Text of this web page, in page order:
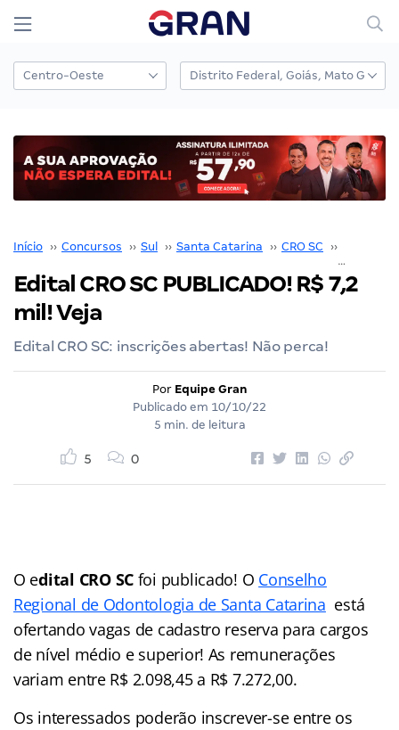
Início ›› Concursos ›› Sul ›› Santa Catarina ›› CRO SC ››
Edital CRO SC PUBLICADO! R$ 7,2
mil! Veja
Edital CRO SC: inscrições abertas! Não perca!
Por Equipe Gran
Publicado em 10/10/22
5 min. de leitura
5 0
O edital CRO SCfoi publicado! O Conselho
Regional de Odontologia de Santa Catarina está
ofertando vagas de cadastro reserva para cargos
de nível médio e superior! As remunerações
variam entre R$ 2.098,45 a R$ 7.272,00.
Os interessados poderão inscrever-se entre os